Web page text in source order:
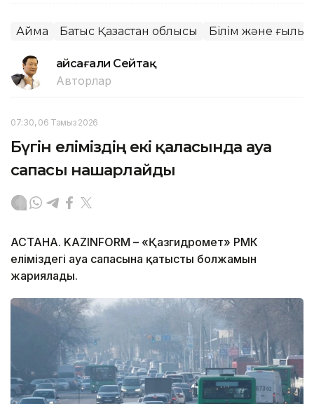
Аймақ Батыс Қазақстан облысы Білім және
Ғайсағали Сейтақ
Авторлар
07:30, 06 Тамыз 2026
Бүгін еліміздің екі қаласында ауа
сапасы нашарлайды
АСТАНА. KAZINFORM – «Қазгидромет» РМК
еліміздегі ауа сапасына қатысты болжамын
жариялады.